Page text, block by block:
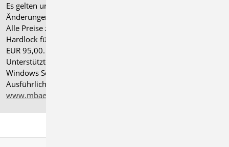
Es gelten unsere
Änderungen und Irrtümer vorbehalten.
Alle Preise zzgl. Versandkosten und gesetzlicher MwSt.
Hardlock für Einzelplatzlizenz, je Arbeitsplatz erforderlich
EUR 95,00. Folgelizenz-/Netzwerkbedingungen auf Anfrage.
Unterstützte Betriebssysteme: Windows
Windows Server 2025 mit Windows Terminal Server.
Ausführliche Informationen auf
www.mbaec.de/service/systemvoraussetzungen